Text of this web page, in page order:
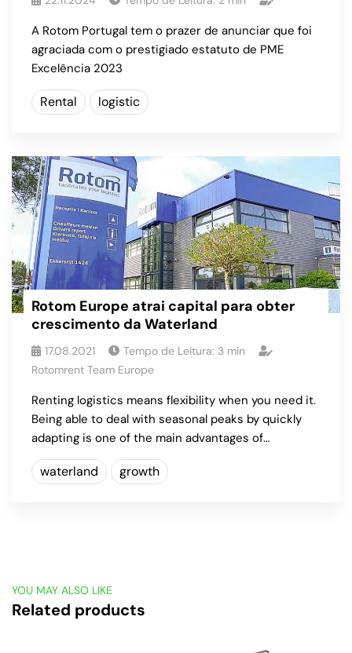
A Rotom Portugal tem o prazer de anunciar que foi
agraciada com o prestigiado estatuto de PME
Excelência 2023
Rental logistic
Rotom Europe atrai capital para obter
crescimento da Waterland
17.08.2021 Tempo de Leitura: 3 min
Rotomrent Team Europe
Renting logistics means flexibility when you need it.
Being able to deal with seasonal peaks by quickly
adapting is one of the main advantages of…
waterland growth
YOU MAY ALSO LIKE
Related products